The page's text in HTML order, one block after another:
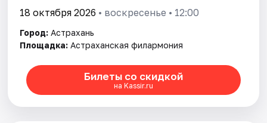
18 октября 2026 • воскресенье • 12:00
Город: Астрахань
Площадка: Астраханская филармония
Билеты со скидкой
на Kassir.ru